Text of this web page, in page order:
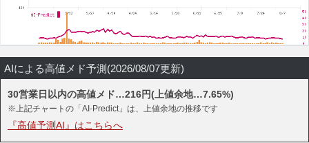
AIによる高値メド予測(2026/08/07更新)
30営業日以内の高値メド…216円(上値余地…7.65%)
※上記チャートの「AI-Predict」は、上値余地の推移です
『高値予測AI』はこちらへ